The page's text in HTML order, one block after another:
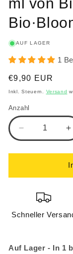
AUF LAGER
1
Normaler
Preis
€9,90 EUR
Inkl. Steuern. Versand
Anzahl
Verringere
die
Menge
Indoor
250
BioBizz-
Schneller
Auf Lager - In 1